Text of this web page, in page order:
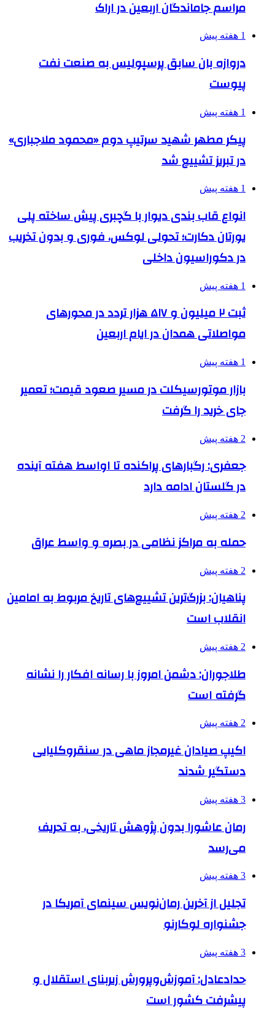
مراسم جاماندگان اربعین در اراک
1 هفته پیش
دروازه بان سابق پرسپولیس به صنعت نفت
پیوست
1 هفته پیش
پیکر مطهر شهید سرتیپ دوم «محمود ملاجباری»
در تبریز تشییع شد
1 هفته پیش
انواع قاب بندی دیوار با گچبری پیش ساخته پلی
یورتان دکارت؛ تحولی لوکس، فوری و بدون تخریب
در دکوراسیون داخلی
1 هفته پیش
ثبت ۲ میلیون و ۵۱۷ هزار تردد در محورهای
مواصلاتی همدان در ایام اربعین
1 هفته پیش
بازار موتورسیکلت در مسیر صعود قیمت؛ تعمیر
جای خرید را گرفت
2 هفته پیش
جعفری: رگبارهای پراکنده تا اواسط هفته آینده
در گلستان ادامه دارد
2 هفته پیش
حمله به مراکز نظامی در بصره و واسط عراق
2 هفته پیش
پناهیان: بزرگ‌ترین تشییع‌های تاریخ مربوط به امامین
انقلاب است
2 هفته پیش
طلاجوران: دشمن امروز با رسانه افکار را نشانه
گرفته است
2 هفته پیش
اکیپ صیادان غیرمجاز ماهی در سنقروکلیایی
دستگیر شدند
3 هفته پیش
رمان عاشورا بدون پژوهش تاریخی، به تحریف
می‌رسد
3 هفته پیش
تجلیل از آخرین رمان‌نویس سینمای آمریکا در
جشنواره لوکارنو
3 هفته پیش
حدادعادل: آموزش‌وپرورش زیربنای استقلال و
پیشرفت کشور است